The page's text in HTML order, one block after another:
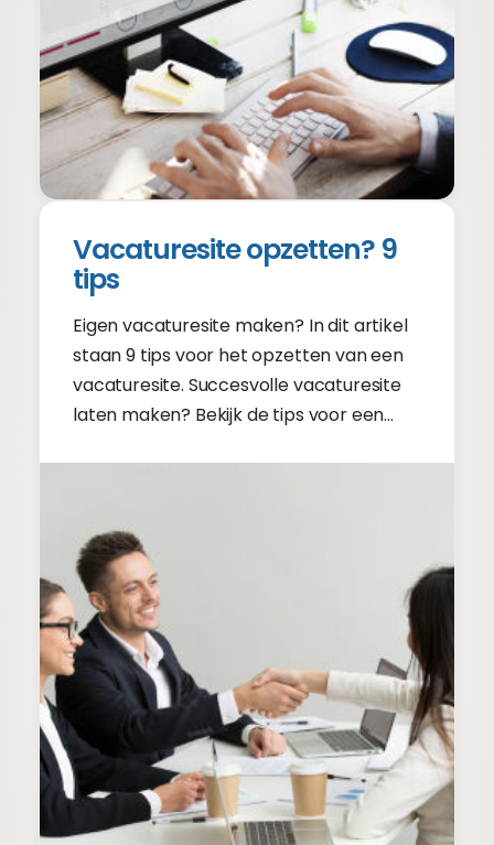
Vacaturesite opzetten? 9
tips
Eigen vacaturesite maken? In dit artikel
staan 9 tips voor het opzetten van een
vacaturesite. Succesvolle vacaturesite
laten maken? Bekijk de tips voor een